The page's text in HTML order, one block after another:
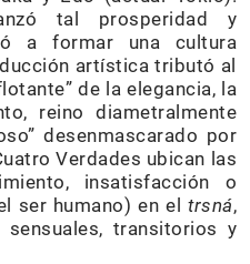
tal prosperidad y
a formar una cultura
artística tributó al
de la elegancia, la
reino diametralmente
desenmascarado por
Verdades ubican las
insatisfacción o
ser humano) en el trsná,
transitorios y